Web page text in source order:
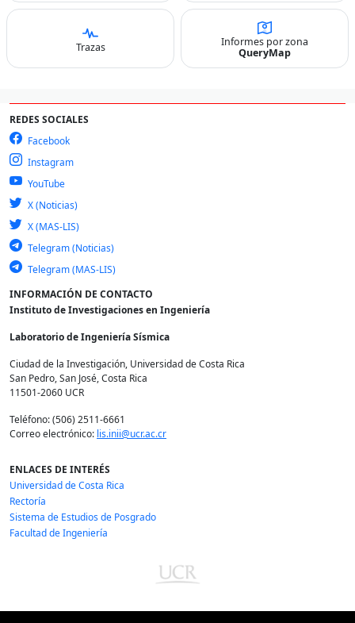
Trazas
Informes por zona
QueryMap
REDES SOCIALES
Facebook
Instagram
YouTube
X (Noticias)
X (MAS-LIS)
Telegram (Noticias)
Telegram (MAS-LIS)
INFORMACIÓN DE CONTACTO
Instituto de Investigaciones en Ingeniería
Laboratorio de Ingeniería Sísmica
Ciudad de la Investigación, Universidad de Costa Rica
San Pedro, San José, Costa Rica
11501-2060 UCR
Teléfono: (506) 2511-6661
Correo electrónico: lis.inii@ucr.ac.cr
ENLACES DE INTERÉS
Universidad de Costa Rica
Rectoría
Sistema de Estudios de Posgrado
Facultad de Ingeniería